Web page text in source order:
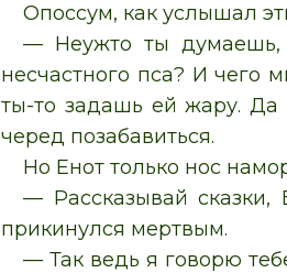
Опоссум, как услышал
— Неужто ты думаешь,
несчастного пса? И чего
ты-то задашь ей жару. Да
черед позабавиться.
Но Енот только нос
— Рассказывай сказки,
прикинулся мертвым.
— Так ведь я говорю